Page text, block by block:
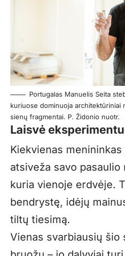
Portugalas Manuelis Seita
kuriuose dominuoja architektūriniai
sienų fragmentai. P. Židonio nuotr.
Laisvė
Kiekvienas
atsiveža savo
kuria vienoje erdvėje.
bendrystę, idėjų
tiltų tiesimą.
Vienas svarbiausių šio